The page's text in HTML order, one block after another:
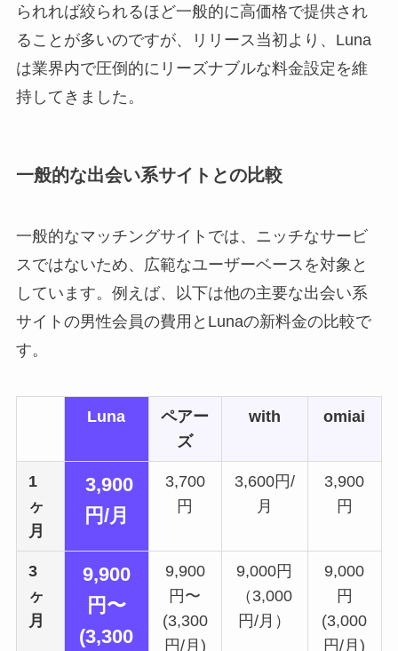
られれば絞られるほど一般的に高価格で提供され
ることが多いのですが、リリース当初より、Luna
は業界内で圧倒的にリーズナブルな料金設定を維
持してきました。
一般的な出会い系サイトとの比較
一般的なマッチングサイトでは、ニッチなサービ
スではないため、広範なユーザーベースを対象と
しています。例えば、以下は他の主要な出会い系
サイトの男性会員の費用とLunaの新料金の比較で
す。
Luna
ペアー
ズ
with omiai
1
ヶ
月
3,900
円/月
3,700
円
3,600円/
月
3,900
円
3
ヶ
月
9,900
円〜
(3,300
9,900
円〜
(3,300
円/月)
9,000円
（3,000
円/月）
9,000
円
(3,000
円/月)